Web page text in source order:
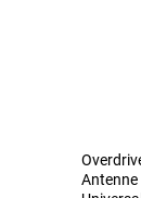
Antenne